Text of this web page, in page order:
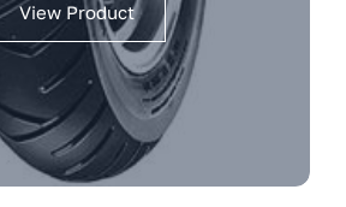
View Product